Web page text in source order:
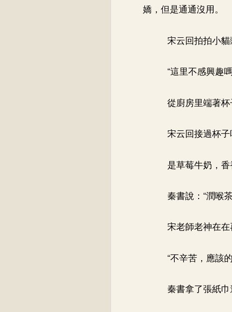
嬌，但是通通沒用。
宋云回拍拍小貓
“這里不感興趣
從廚房里端著
宋云回接過杯子
是草莓牛奶，香
秦書說：“潤喉
宋老師老神在
“不辛苦，應該
秦書拿了張紙巾